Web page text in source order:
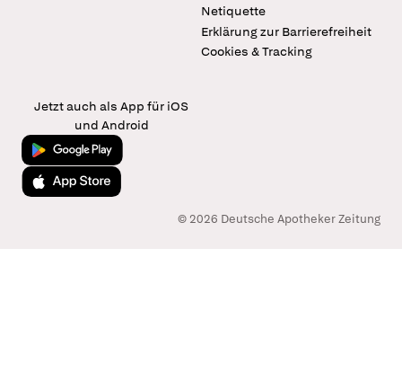
Netiquette
Erklärung zur Barrierefreiheit
Cookies & Tracking
Jetzt auch als App für iOS
und Android
Jetzt bei Google Play
Laden im App Store
© 2026 Deutsche Apotheker Zeitung